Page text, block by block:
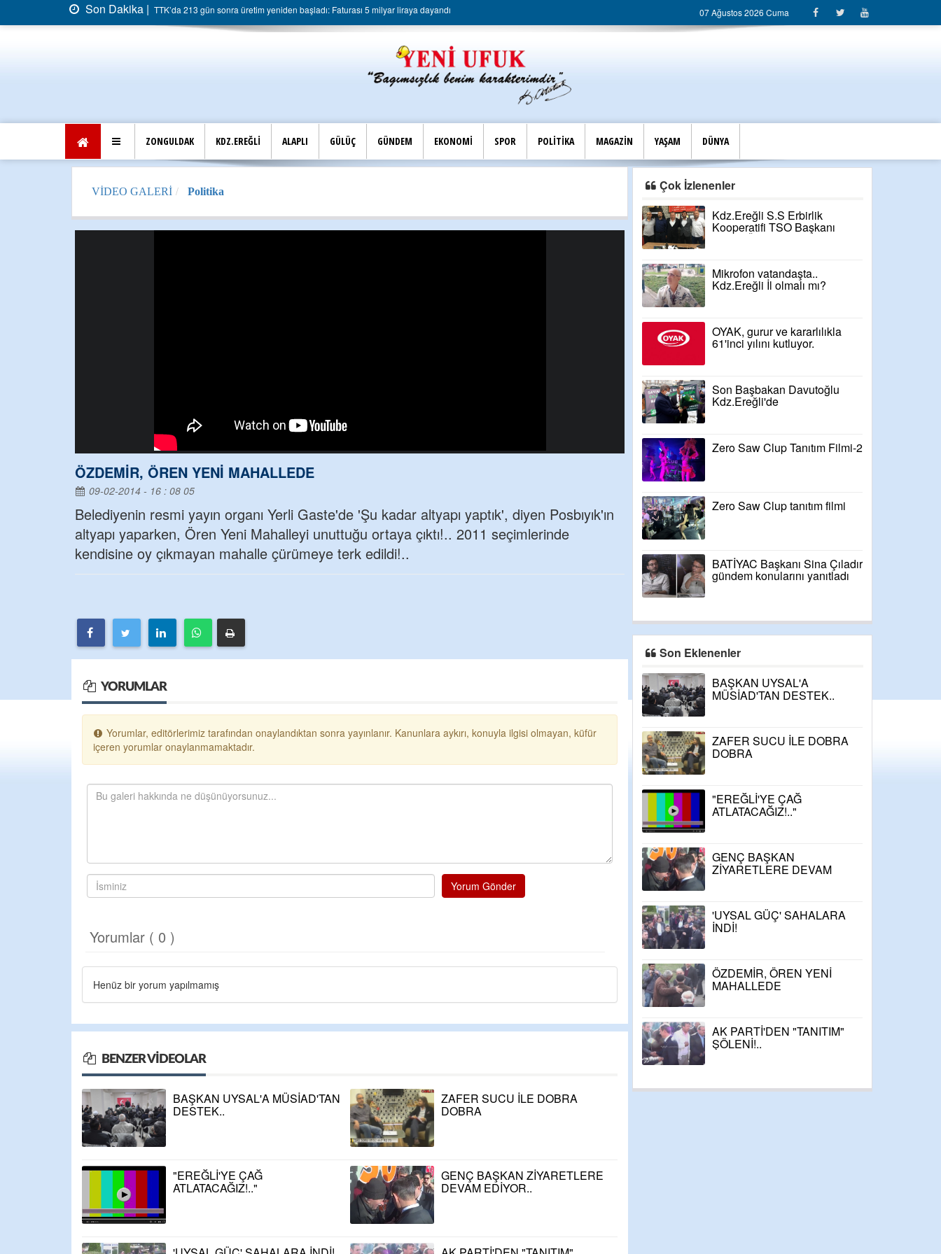
Son Dakika | TTK’da 213 gün sonra üretim yeniden başladı: Faturası 5 milyar liraya dayandı 07 Ağustos 2026 Cuma
ZONGULDAK KDZ.EREĞLİ ALAPLI GÜLÜÇ GÜNDEM EKONOMİ SPOR POLİTİKA MAGAZİN YAŞAM DÜNYA
VİDEO GALERİ Politika
ÖZDEMİR, ÖREN YENİ MAHALLEDE
09-02-2014 - 16 : 08 05
Belediyenin resmi yayın organı Yerli Gaste'de 'Şu kadar altyapı yaptık', diyen Posbıyık'ın
altyapı yaparken, Ören Yeni Mahalleyi unuttuğu ortaya çıktı!.. 2011 seçimlerinde
kendisine oy çıkmayan mahalle çürümeye terk edildi!..
YORUMLAR
Yorumlar, editörlerimiz tarafından onaylandıktan sonra yayınlanır. Kanunlara aykırı, konuyla ilgisi olmayan, küfür
içeren yorumlar onaylanmamaktadır.
Yorum Gönder
Yorumlar ( 0 )
Henüz bir yorum yapılmamış
BENZER VIDEOLAR
BAŞKAN UYSAL'A MÜSİAD'TAN
DESTEK..
ZAFER SUCU İLE DOBRA
DOBRA
"EREĞLİ'YE ÇAĞ
ATLATACAĞIZ!.."
GENÇ BAŞKAN ZİYARETLERE
DEVAM EDİYOR..
Çok İzlenenler
Kdz.Ereğli S.S Erbirlik
Kooperatifi TSO Başkanı
Niyazi Özcan'a desteğini
Mikrofon vatandaşta..
Kdz.Ereğli İl olmalı mı?
OYAK, gurur ve kararlılıkla
61'inci yılını kutluyor.
Son Başbakan Davutoğlu
Kdz.Ereğli'de
Zero Saw Clup Tanıtım Filmi-2
Zero Saw Clup tanıtım filmi
BATİYAC Başkanı Sina Çıladır
gündem konularını yanıtladı
Son Eklenenler
BAŞKAN UYSAL'A
MÜSİAD'TAN DESTEK..
ZAFER SUCU İLE DOBRA
DOBRA
"EREĞLİ'YE ÇAĞ
ATLATACAĞIZ!.."
GENÇ BAŞKAN
ZİYARETLERE DEVAM
'UYSAL GÜÇ' SAHALARA
İNDİ!
ÖZDEMİR, ÖREN YENİ
MAHALLEDE
AK PARTİ'DEN "TANITIM"
ŞÖLENİ!..